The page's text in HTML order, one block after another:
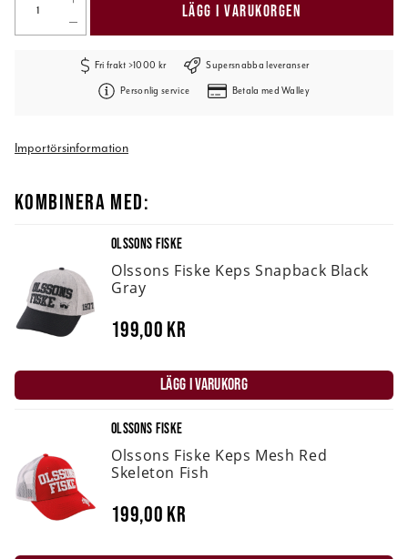
LÄGG I VARUKORGEN
Fri frakt >1000 kr Supersnabba leveranser
Personlig service Betala med Walley
Importörsinformation
KOMBINERA MED:
OLSSONS FISKE
Olssons Fiske Keps Snapback Black
Gray
199,00 kr
LÄGG I VARUKORG
OLSSONS FISKE
Olssons Fiske Keps Mesh Red
Skeleton Fish
199,00 kr